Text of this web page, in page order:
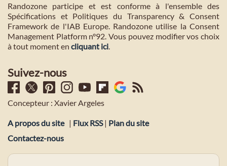
Randozone participe et est conforme à l'ensemble des
Spécifications et Politiques du Transparency & Consent
Framework de l'IAB Europe. Randozone utilise la Consent
Management Platform n°92. Vous pouvez modifier vos choix
à tout moment en cliquant ici
Suivez-nous
Concepteur : Xavier Argeles
A propos du site | Flux RSS| Plan du site
Contactez-nous